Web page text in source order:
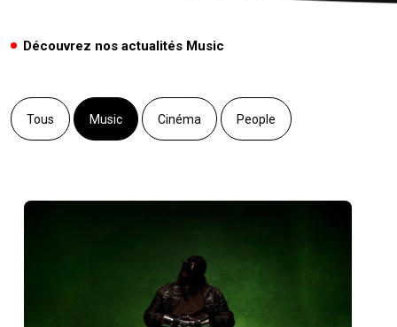
Découvrez nos actualités Music
Tous Music Cinéma People